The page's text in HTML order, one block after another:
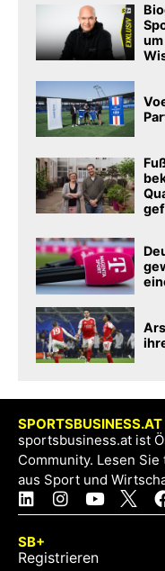
SPORTSBUSINESS.AT
sportsbusiness.at ist
Community. Lesen
aus Sport und
SB+
Registrieren